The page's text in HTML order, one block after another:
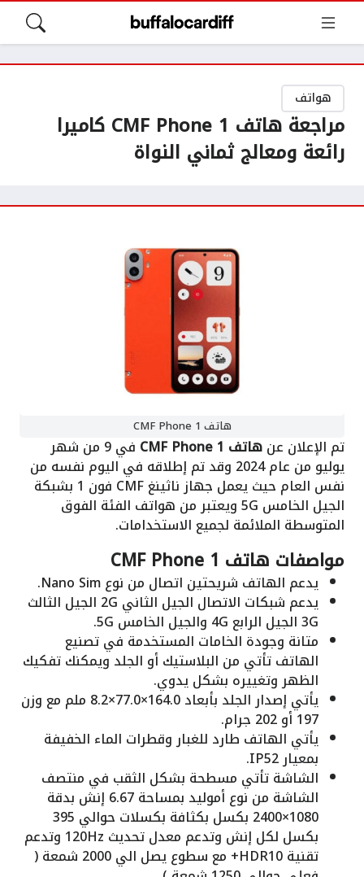
هواتف
مراجعة هاتف CMF Phone 1 كاميرا
رائعة ومعالج ثماني النواة
هاتف CMF Phone 1
تم الإعلان عنهاتف CMF Phone 1 في 9 من شهر
يوليو من عام 2024 وقد تم إطلاقه في اليوم نفسه من
نفس العام حيث يعمل جهاز ناثينغ CMF فون 1 بشبكة
الجيل الخامس 5G ويعتبر من هواتف الفئة الفوق
المتوسطة الملائمة لجميع الاستخدامات.
مواصفات هاتف CMF Phone 1
يدعم الهاتف شريحتين اتصال من نوع Nano Sim.
يدعم شبكات الاتصال الجيل الثاني 2G الجيل الثالث
3G الجيل الرابع 4G والجيل الخامس 5G.
متانة وجودة الخامات المستخدمة في تصنيع
الهاتف تأتي من البلاستيك أو الجلد ويمكنك تفكيك
الظهر وتغييره بشكل يدوي.
يأتي إصدار الجلد بأبعاد 164.0×77.0×8.2 ملم مع وزن
197 أو 202 جرام.
يأتي الهاتف طارد للغبار وقطرات الماء الخفيفة
بمعيار IP52.
الشاشة تأتي مسطحة بشكل الثقب في منتصف
الشاشة من نوع أموليد بمساحة 6.67 إنش بدقة
1080×2400 بكسل بكثافة بكسلات حوالي 395
بكسل لكل إنش وتدعم معدل تحديث 120Hz وتدعم
تقنية HDR10+ مع سطوع يصل الي 2000 شمعة (